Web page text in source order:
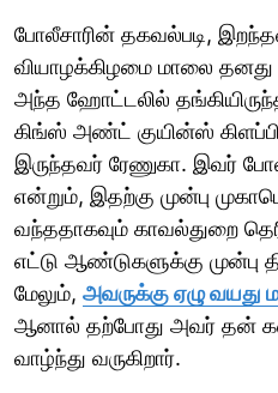
போலீசாரின் தகவல்படி,
வியாழக்கிழமை மாலை
அந்த ஹோட்டலில்
கிங்ஸ் அண்ட் குயின்ஸ்
இருந்தவர் ரேணுகா. இவர்
என்றும், இதற்கு முன்பு
வந்ததாகவும் காவல்துறை
எட்டு ஆண்டுகளுக்கு முன்பு
மேலும், அவருக்கு ஏழு வயது
ஆனால் தற்போது அவர் தன்
வாழ்ந்து வருகிறார்.